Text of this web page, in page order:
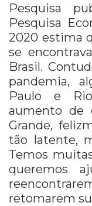
Pesquisa
Pesquisa
2020 estima
se
Brasil.
pandemia,
Paulo e
aumento de
Grande,
tão latente,
Temos
queremos
retomarem